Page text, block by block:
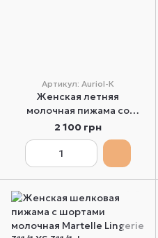
Артикул: Auriol-К
Женская летняя
молочная пижама со
шортами Sensis Auriol-К S
2 100 грн